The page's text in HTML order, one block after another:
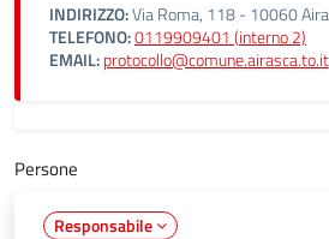
INDIRIZZO:Via Roma, 118 - 10060
TELEFONO:0119909401 (interno 2)
EMAIL:protocollo@comune.airasca.to.it
Persone
Responsabile